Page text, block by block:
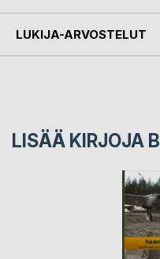
LUKIJA-ARVOSTELUT
LISÄÄ KIRJOJA B